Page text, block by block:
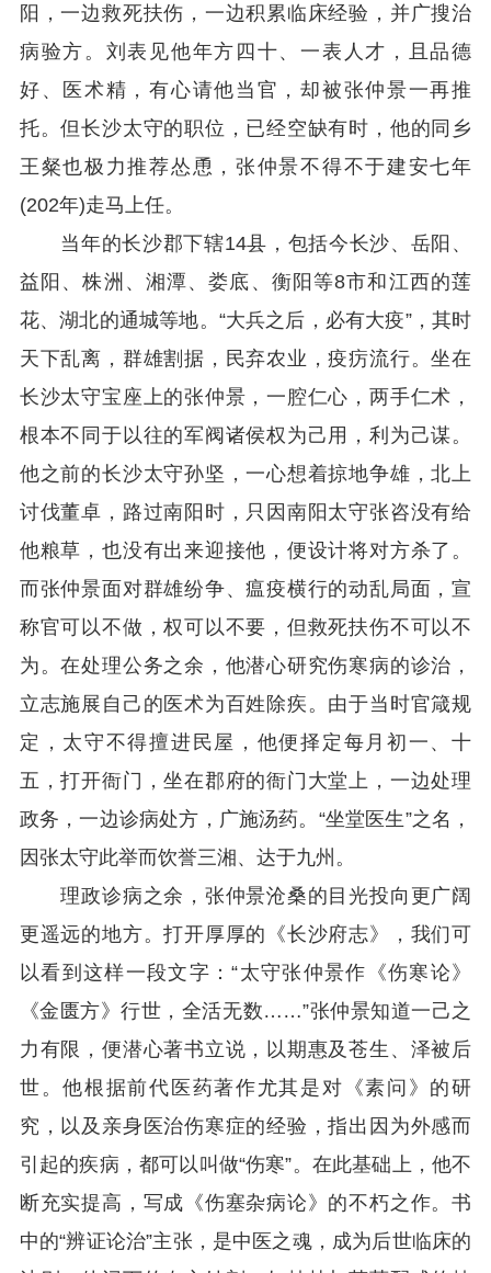
阳，一边救死扶伤，一边积累临床经验，并广搜治
病验方。刘表见他年方四十、一表人才，且品德
好、医术精，有心请他当官，却被张仲景一再推
托。但长沙太守的职位，已经空缺有时，他的同乡
王粲也极力推荐怂恿，张仲景不得不于建安七年
(202年)走马上任。
当年的长沙郡下辖14县，包括今长沙、岳阳、
益阳、株洲、湘潭、娄底、衡阳等8市和江西的莲
花、湖北的通城等地。“大兵之后，必有大疫”，其时
天下乱离，群雄割据，民弃农业，疫疠流行。坐在
长沙太守宝座上的张仲景，一腔仁心，两手仁术，
根本不同于以往的军阀诸侯权为己用，利为己谋。
他之前的长沙太守孙坚，一心想着掠地争雄，北上
讨伐董卓，路过南阳时，只因南阳太守张咨没有给
他粮草，也没有出来迎接他，便设计将对方杀了。
而张仲景面对群雄纷争、瘟疫横行的动乱局面，宣
称官可以不做，权可以不要，但救死扶伤不可以不
为。在处理公务之余，他潜心研究伤寒病的诊治，
立志施展自己的医术为百姓除疾。由于当时官箴规
定，太守不得擅进民屋，他便择定每月初一、十
五，打开衙门，坐在郡府的衙门大堂上，一边处理
政务，一边诊病处方，广施汤药。“坐堂医生”之名，
因张太守此举而饮誉三湘、达于九州。
理政诊病之余，张仲景沧桑的目光投向更广阔
更遥远的地方。打开厚厚的《长沙府志》，我们可
以看到这样一段文字：“太守张仲景作《伤寒论》
《金匮方》行世，全活无数……”张仲景知道一己之
力有限，便潜心著书立说，以期惠及苍生、泽被后
世。他根据前代医药著作尤其是对《素问》的研
究，以及亲身医治伤寒症的经验，指出因为外感而
引起的疾病，都可以叫做“伤寒”。在此基础上，他不
断充实提高，写成《伤塞杂病论》的不朽之作。书
中的“辨证论治”主张，是中医之魂，成为后世临床的